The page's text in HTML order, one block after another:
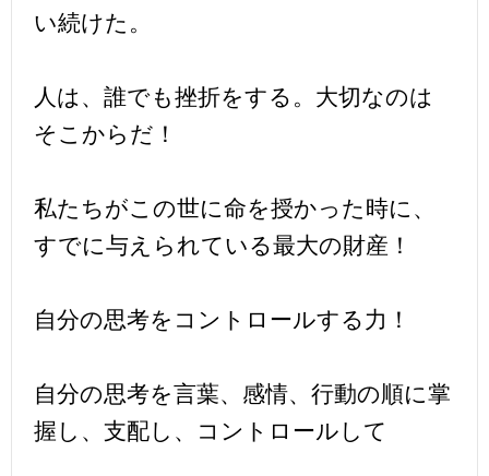
い続けた。
人は、誰でも挫折をする。大切なのは
そこからだ！
私たちがこの世に命を授かった時に、
すでに与えられている最大の財産！
自分の思考をコントロールする力！
自分の思考を言葉、感情、行動の順に掌
握し、支配し、コントロールして